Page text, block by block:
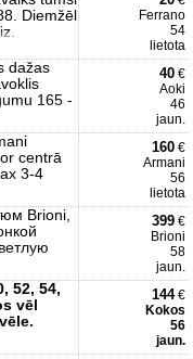
Diemžēl
Ferrano
54
lietota
dažas
165 -
40 €
Aoki
46
jaun.
centrā
3-4
160 €
Armani
56
lietota
Brioni,
399 €
Brioni
58
jaun.
52, 54,
vēl
144€
Kokos
56
jaun.